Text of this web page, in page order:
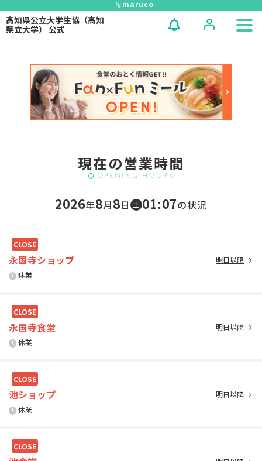
maruco
高知県公立大学生協（高知
県立大学） 公式
現在の営業時間
Opening hours
2026年8⽉8⽇ 土 01:07の状況
CLOSE
永国寺ショップ
休業
明日以降
CLOSE
永国寺食堂
休業
明日以降
CLOSE
池ショップ
休業
明日以降
CLOSE